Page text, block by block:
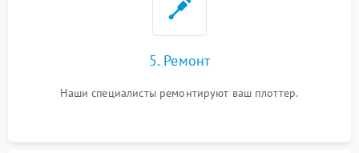
5. Ремонт
Наши специалисты ремонтируют ваш плоттер.